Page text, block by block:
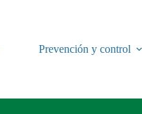
Prevención y control